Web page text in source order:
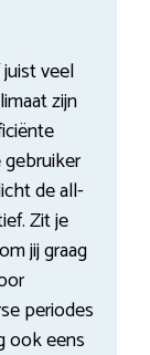
veel
zijn
gebruiker
de all-
Zit je
jij graag
periodes
ook eens